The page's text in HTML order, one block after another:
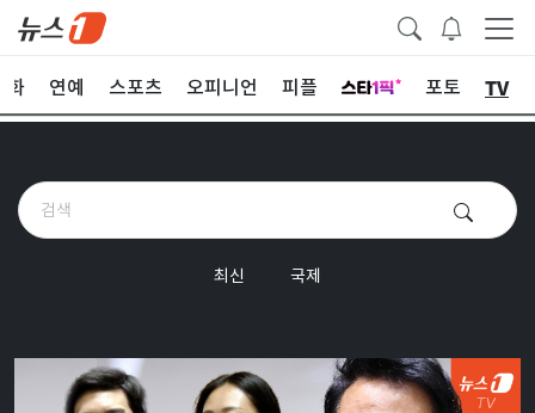
화 연예 스포츠 오피니언 피플 포토 TV
최신 국제